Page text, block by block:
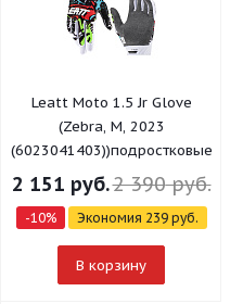
Leatt Moto 1.5 Jr Glove
(Zebra, M, 2023
(6023041403))подростковые
2 151 руб.2 390руб.
-10% Экономия 239руб.
В корзину